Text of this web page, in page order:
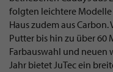
folgten leichtere Modelle
Haus zudem aus
Putter bis hin zu über 60
Farbauswahl und neuen
Jahr bietet JuTec ein